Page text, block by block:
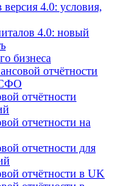
4.0: условия,
4.0: новый
бизнеса
отчётности
отчётности
отчетности на
отчетности для
отчётности в UK